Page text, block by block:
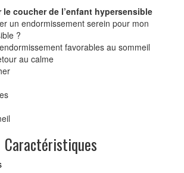
le coucher de l’enfant hypersensible
un endormissement serein pour mon
?
favorables au sommeil
au calme
Caractéristiques